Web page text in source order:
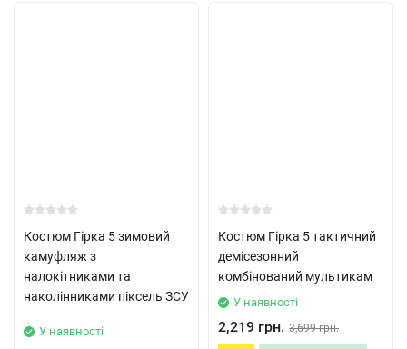
Костюм Гірка 5 зимовий
камуфляж з
налокітниками та
наколінниками піксель ЗСУ
У наявності
Костюм Гірка 5 тактичний
демісезонний
комбінований мультикам
У наявності
2,219 грн. 3,699 грн.